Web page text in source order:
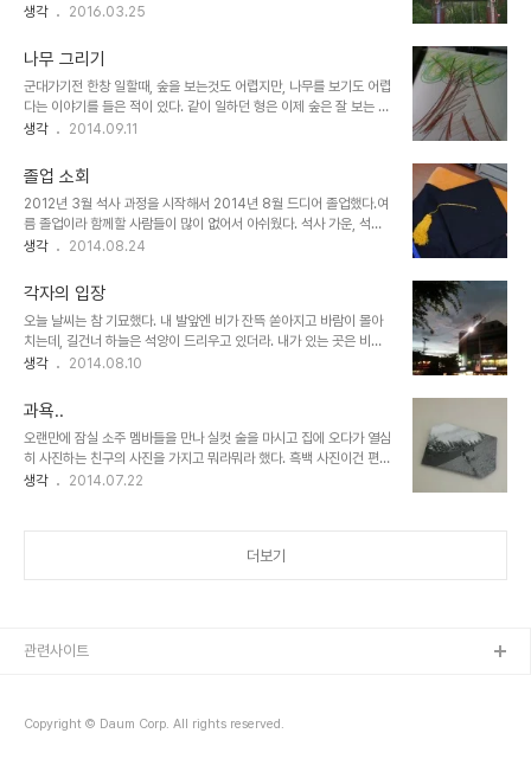
이 많이 말랐고, 등산로 초입에는 못보던 건물들이 많이 섰다. 등산로
라.2004년 2016년
생각 2016.03.25
나무 그리기
군대가기전 한창 일할때, 숲을 보는것도 어렵지만, 나무를 보기도 어렵
다는 이야기를 들은 적이 있다. 같이 일하던 형은 이제 숲은 잘 보는 거
같으니까 나무를 좀 보라고도 이야기를 해주었다. 그 나무를 그리고 싶
무가 그리기 어렵다는 생각이 자꾸든다. 그림 그리는 연습을 더 해야하
나.....
생각 2014.09.11
졸업 소회
2012년 3월 석사 과정을 시작해서 2014년 8월 드디어 졸업했다.여
름 졸업이라 함께할 사람들이 많이 없어서 아쉬웠다. 석사 가운, 석사
모를 보면서 많은 생각이 교차하더라... 앞으로 대학원에 가는 사람들
꾸준히 노력할 것.2. 게을러지지 않도록 끊임 없이 노력해야 함3. 스
트레스 해소 방법을 꼭 하나쯤 찾을 것... 나머지 글로 담기 힘든 이야
기들은 만나서 풀어놓는 것으로... ^^
생각 2014.08.24
각자의 입장
오늘 날씨는 참 기묘했다. 내 발앞엔 비가 잔뜩 쏟아지고 바람이 몰아
치는데, 길건너 하늘은 석양이 드리우고 있더라. 내가 있는 곳은 비가
엄청와서 힘든데 저 멀리는 맑은하늘이 보이면 나는 그 곳에 내가 있었
건 다 비슷한거 아닐까 싶다. 각자가 다 힘든거니까 자기 앞에 놓인 상
황을 어떻게든 잘해보려고 하는게 최선인가 싶다.이 또한 지나가리라.
생각 2014.08.10
과욕..
오랜만에 잠실 소주 멤바들을 만나 실컷 술을 마시고 집에 오다가 열심
히 사진하는 친구의 사진을 가지고 뭐라뭐라 했다. 흑백 사진이건 편집
된 사진이건.. 그 사진을 찍은 사람, 즉, 작가의 의도를 읽어야 하는데
생각 2014.07.22
더보기
Copyright © Daum Corp. All rights reserved.
관련사이트